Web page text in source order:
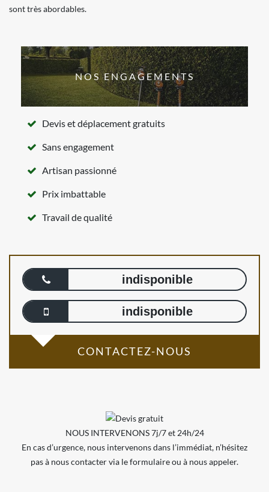
sont très abordables.
NOS ENGAGEMENTS
Devis et déplacement gratuits
Sans engagement
Artisan passionné
Prix imbattable
Travail de qualité
indisponible
indisponible
CONTACTEZ-NOUS
NOUS INTERVENONS 7j/7 et 24h/24
En cas d’urgence, nous intervenons dans l’immédiat, n’hésitez
pas à nous contacter via le formulaire ou à nous appeler.